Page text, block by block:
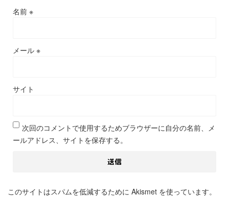
名前 ※
メール ※
サイト
次回のコメントで使用するためブラウザーに自分の名前、メ
ールアドレス、サイトを保存する。
このサイトはスパムを低減するために Akismet を使っています。